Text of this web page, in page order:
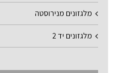
מלגזונים מנירוסטה
מלגזונים יד 2